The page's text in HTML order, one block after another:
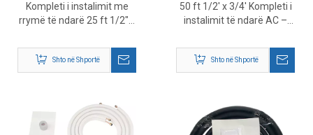
Kompleti i instalimit me
rrymë të ndarë 25 ft 1/2″ x
kompletit të linjës HVAC
Shto në Shportë
50 ft 1/2' x 3/4' Kompleti i
instalimit të ndarë AC –
kompletit të linjës së bakrit
HVAC
Shto në Shportë